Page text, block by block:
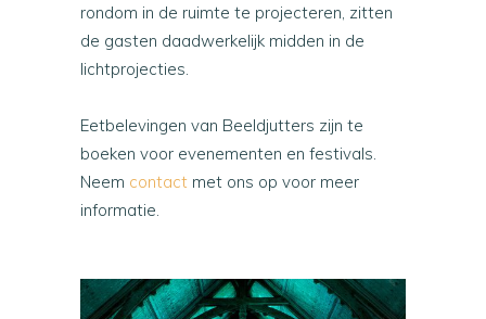
rondom in de ruimte te projecteren, zitten
de gasten daadwerkelijk midden in de
lichtprojecties.
Eetbelevingen van Beeldjutters zijn te
boeken voor evenementen en festivals.
Neem contact met ons op voor meer
informatie.